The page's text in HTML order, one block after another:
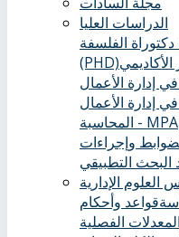
الدراسات العليا
الفلسفة
(PHD)
المحاسبة - MPA
ضوابط وإجراءات
البحث التطبيقي
العلوم الإدارية
قواعد وأحكام
الفصلية